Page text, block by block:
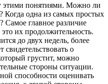
этими понятиями. Можно ли
Когда одна из самых простых
Самое главное различие
их продолжительность.
до двух недель, более
о
грустит, можно
стороны ситуации.
способности оценивать